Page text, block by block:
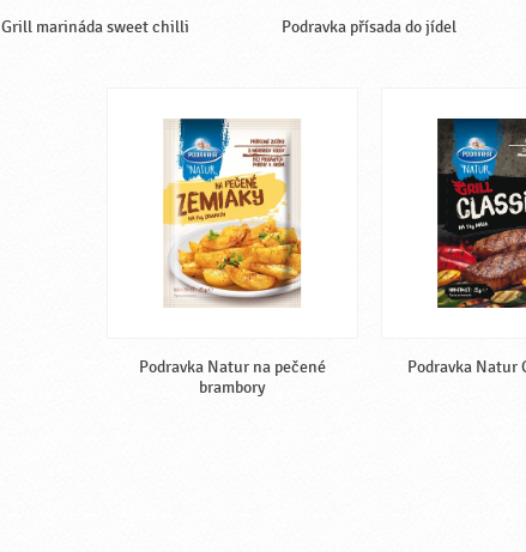
Grill marináda sweet chilli Podravka přísada do jídel
Podravka Natur na pečené
brambory
Podravka Natur